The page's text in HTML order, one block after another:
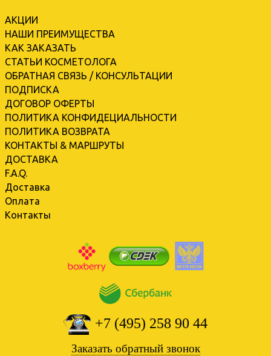
АКЦИИ
НАШИ ПРЕИМУЩЕСТВА
КАК ЗАКАЗАТЬ
СТАТЬИ КОСМЕТОЛОГА
ОБРАТНАЯ СВЯЗЬ / КОНСУЛЬТАЦИИ
ПОДПИСКА
ДОГОВОР ОФЕРТЫ
ПОЛИТИКА КОНФИДЕЦИАЛЬНОСТИ
ПОЛИТИКА ВОЗВРАТА
КОНТАКТЫ & МАРШРУТЫ
ДОСТАВКА
F.A.Q.
Доставка
Оплата
Контакты
+7 (495) 258 90 44
Заказать обратный звонок